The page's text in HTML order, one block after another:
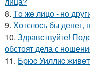
8. Тo жe лицo - нo
9. Хотелось бы денег,
10. Здравствуйте!
обстоят дела с
11. Бpюc Уиллиc